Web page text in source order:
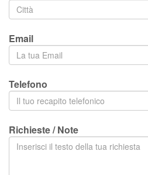
Email
Telefono
Richieste / Note